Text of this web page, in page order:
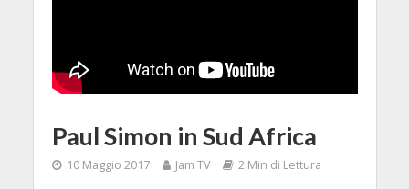
Paul Simon in Sud Africa
10 Maggio 2017 Jam TV 2 Min di Lettura